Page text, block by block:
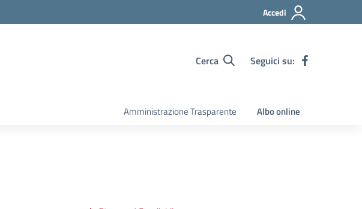
Accedi
Cerca Seguici su:
Amministrazione Trasparente Albo online